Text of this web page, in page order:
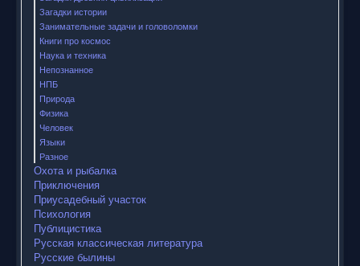
Загадки истории
Занимательные задачи и головоломки
Книги про космос
Наука и техника
Непознанное
НПБ
Природа
Физика
Человек
Языки
Разное
Охота и рыбалка
Приключения
Приусадебный участок
Психология
Публицистика
Русская классическая литература
Русские былины